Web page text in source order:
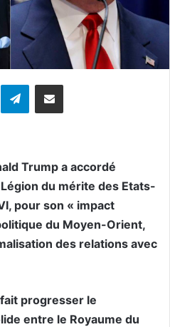
WhatsApp Telegram
Trump a accordé
du mérite des Etats-
pour son « impact
du Moyen-Orient,
des relations avec
progresser le
entre le Royaume du